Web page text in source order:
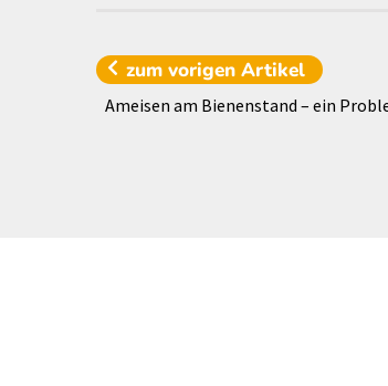
zum vorigenArtikel
Ameisen am Bienenstand – ein